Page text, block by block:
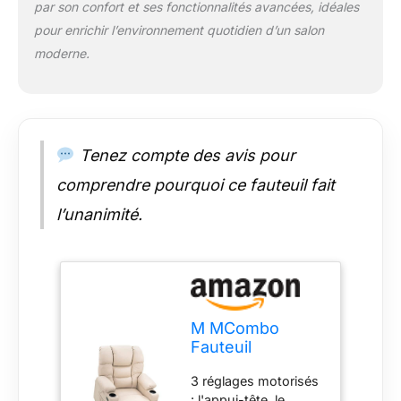
vers l'avant afin de
faciliter le lever des
différentes tailles
Accessoires
multifonctionnels : 2
à vos besoins
quotidiens ; les ports
USB de type C vous
recharger vos
appareils pendant
que vous vous
détendez (attention :
par son confort et ses fonctionnalités avancées, idéales
pour enrichir l’environnement quotidien d’un salon
moderne.
Tenez compte des avis pour
comprendre pourquoi ce fauteuil fait
l’unanimité.
M MCombo
Fauteuil
Moteurs, Dossier
3 réglages motorisés